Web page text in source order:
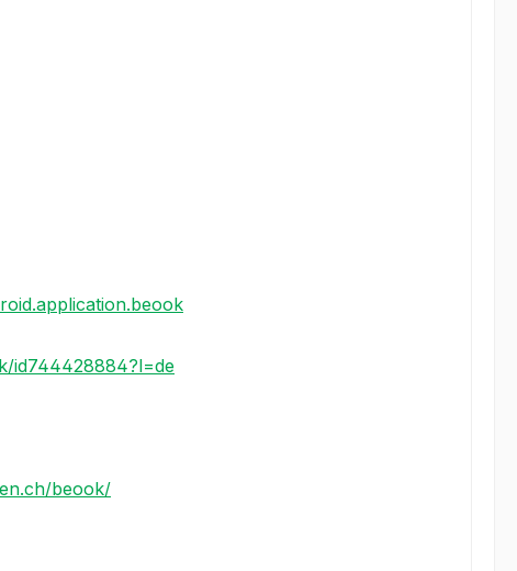
id744428884?l=de
beook/